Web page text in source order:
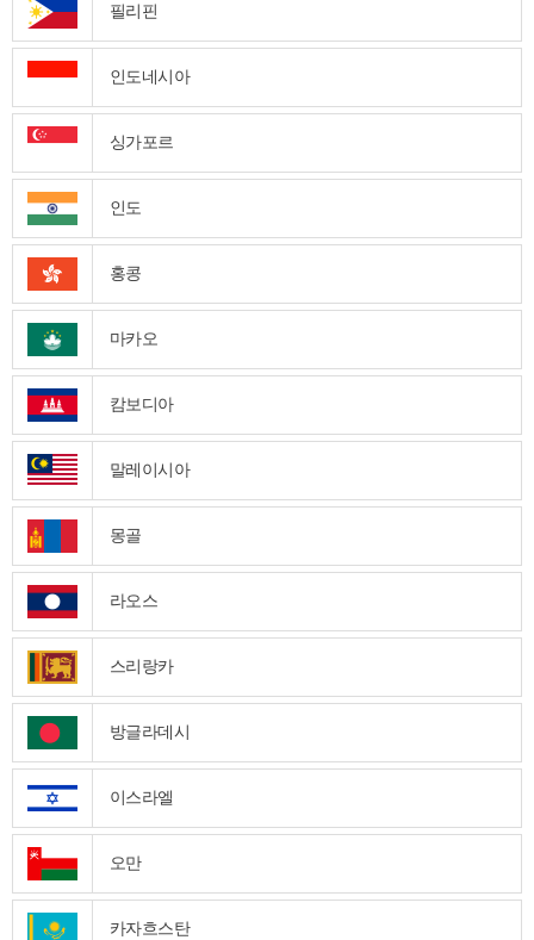
필리핀
인도네시아
싱가포르
인도
홍콩
마카오
캄보디아
말레이시아
몽골
라오스
스리랑카
방글라데시
이스라엘
오만
카자흐스탄